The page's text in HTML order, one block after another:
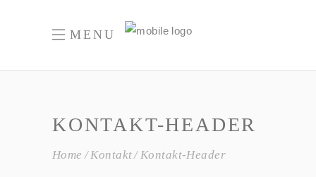
MENU
KONTAKT-HEADER
Home Kontakt Kontakt-Header